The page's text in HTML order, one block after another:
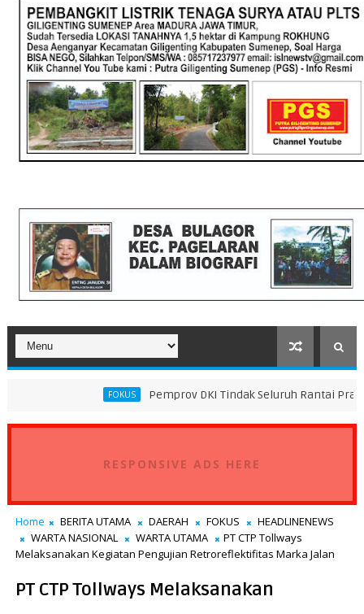
Pemprov DKI Tindak Seluruh Rantai Praktik
RESPONSIVE ADS HERE
Home BERITA UTAMA DAERAH FOKUS
HEADLINENEWS
WARTA NASIONAL
WARTA UTAMA
PT CTP Tollways
Melaksanakan Kegiatan Pengujian Retroreflektifitas Marka Jalan
PT CTP Tollways Melaksanakan